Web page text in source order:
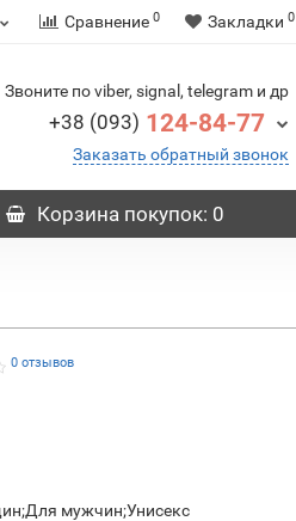
Сравнение 0 Закладки 0
Звоните по viber, signal, telegram и др
+38 (093) 124-84-77
Заказать обратный звонок
Корзинапокупок: 0
0 отзывов
мужчин;Унисекс